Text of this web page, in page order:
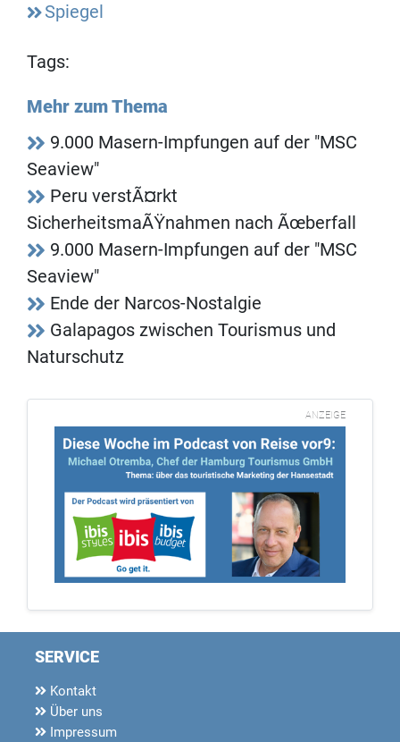
Spiegel
Tags:
Mehr zum Thema
9.000 Masern-Impfungen auf der "MSC
Seaview"
Peru verstÃ¤rkt
SicherheitsmaÃŸnahmen nach Ãœberfall
9.000 Masern-Impfungen auf der "MSC
Seaview"
Ende der Narcos-Nostalgie
Galapagos zwischen Tourismus und
Naturschutz
ANZEIGE
SERVICE
Kontakt
Über uns
Impressum